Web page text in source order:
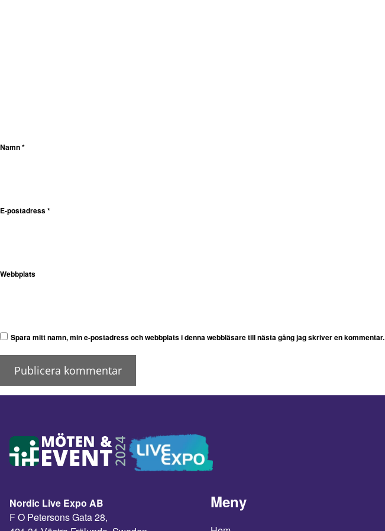
Namn*
E-postadress*
Webbplats
Spara mitt namn, min e-postadress och webbplats i denna webbläsare till nästa gång jag skriver en kommentar.
Nordic Live Expo AB
F O Petersons Gata 28,
Meny